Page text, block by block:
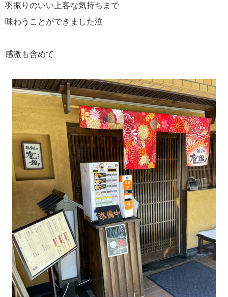
羽振りのいい上客な気持ちまで
味わうことができました泣
感激も含めて